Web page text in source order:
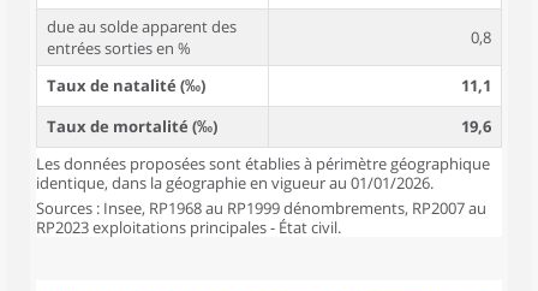
due au solde apparent des
entrées sorties en %
0,8
Taux de natalité (‰)
11,1
Taux de mortalité (‰)
19,6
Les données proposées sont établies à périmètre géographique
identique, dans la géographie en vigueur au 01/01/2026.
Sources : Insee, RP1968 au RP1999 dénombrements, RP2007 au
RP2023 exploitations principales - État civil.